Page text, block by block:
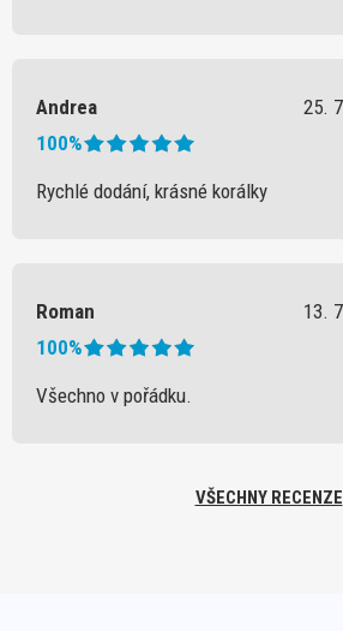
Andrea
25.
100%
Rychlé dodání, krásné korálky
Roman
13.
100%
Všechno v pořádku.
VŠECHNY RECENZE